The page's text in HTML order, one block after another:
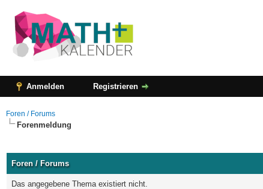
Anmelden Registrieren
Foren / Forums
Forenmeldung
Foren / Forums
Das angegebene Thema existiert nicht.